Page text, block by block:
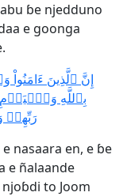
ɓe njedduno
e goonga
إِنَّ ٱلَّذِينَ
بِٱللَّهِ
رَبِّهِمۡ
nasaara en, e ɓe
e ñalaande
to Joom